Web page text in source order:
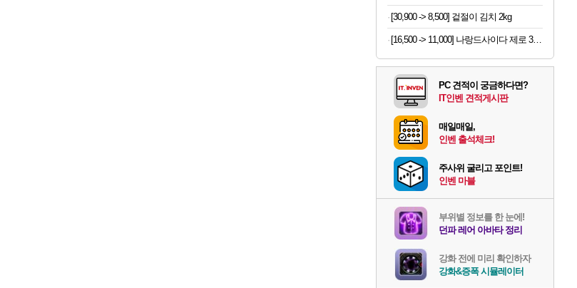
[30,900 -> 8,500] 겉절이 김치 2kg
[16,500 -> 11,000] 나랑드사이다 제로 345ml x 24개
PC 견적이 궁금하다면?
IT인벤 견적게시판
매일매일,
인벤 출석체크!
주사위 굴리고 포인트!
인벤 마블
부위별 정보를 한 눈에!
던파 레어 아바타 정리
강화 전에 미리 확인하자
강화&증폭 시뮬레이터